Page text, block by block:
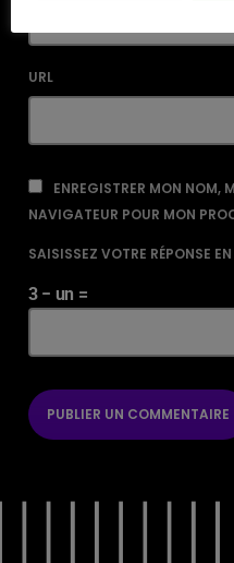
URL
ENREGISTRER MON NOM,
NAVIGATEUR POUR MON
SAISISSEZ VOTRE RÉPONSE
3 − un =